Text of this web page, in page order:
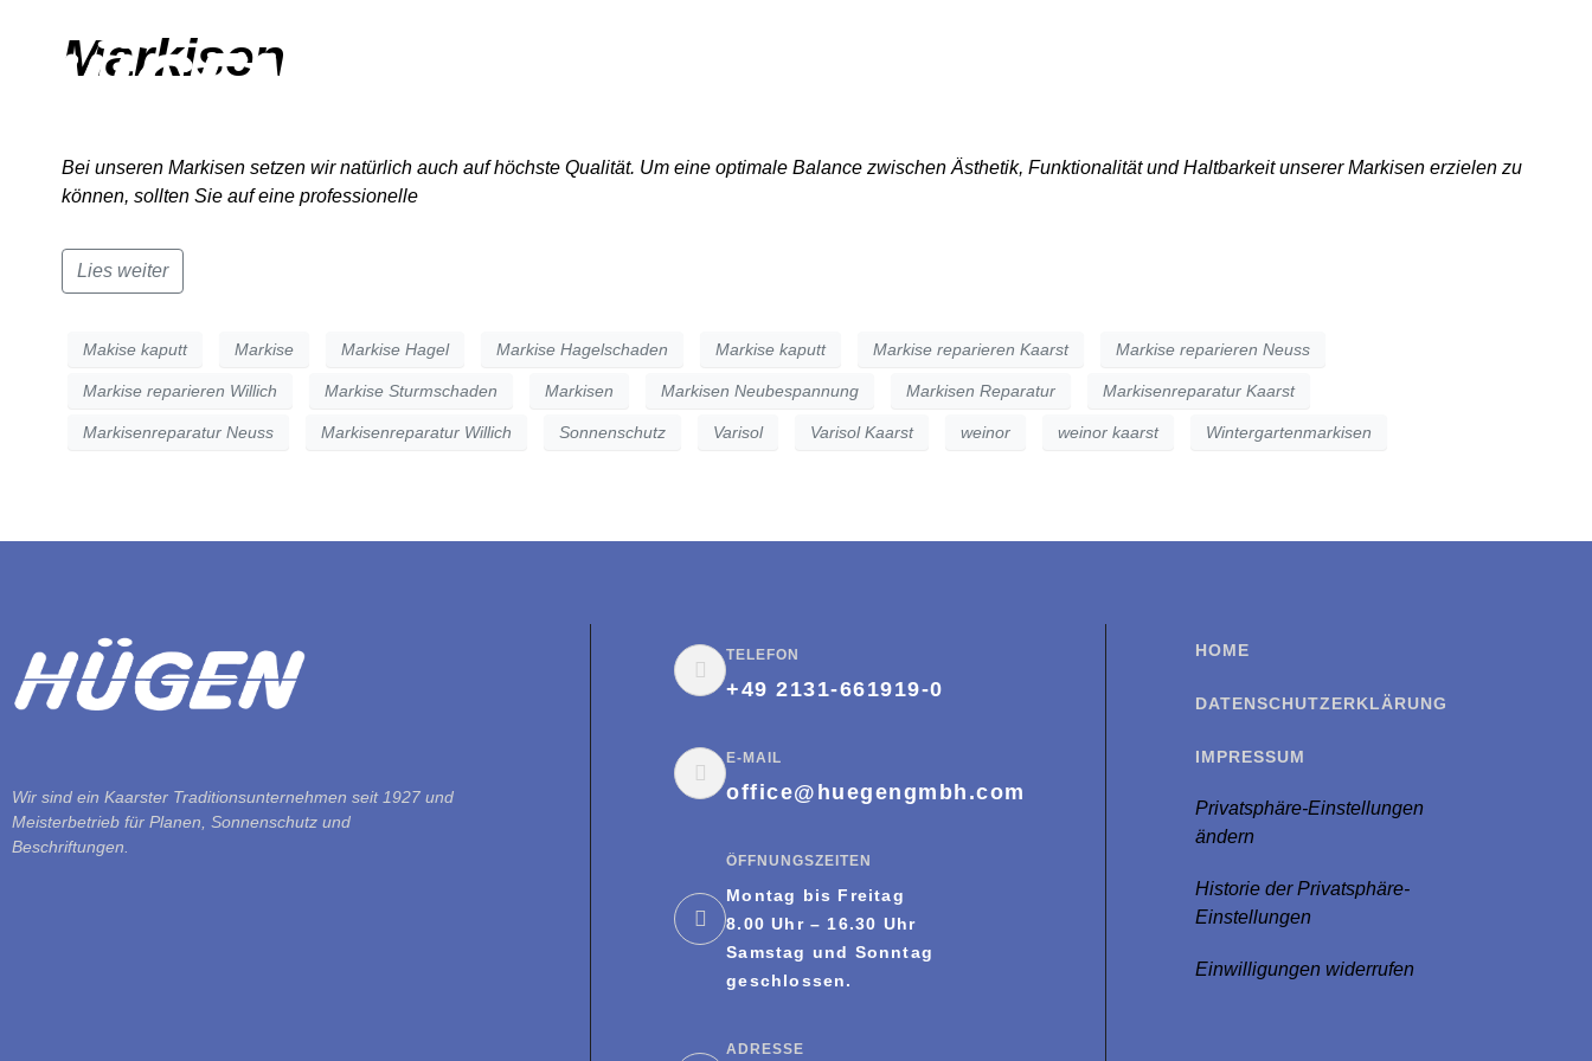
Markisen
Bei unseren Markisen setzen wir natürlich auch auf höchste Qualität. Um eine optimale Balance zwischen Ästhetik, Funktionalität und Haltbarkeit unserer Markisen erzielen zu
können, sollten Sie auf eine professionelle
Lies weiter
Makise kaputt Markise Markise Hagel Markise Hagelschaden Markise kaputt Markise reparieren Kaarst Markise reparieren Neuss
Markise reparieren Willich Markise Sturmschaden Markisen Markisen Neubespannung Markisen Reparatur Markisenreparatur Kaarst
Markisenreparatur Neuss Markisenreparatur Willich Sonnenschutz Varisol Varisol Kaarst weinor weinor kaarst Wintergartenmarkisen
Wir sind ein Kaarster Traditionsunternehmen seit 1927 und
Meisterbetrieb für Planen, Sonnenschutz und
Beschriftungen.
TELEFON
+49 2131-661919-0
E-MAIL
office@huegengmbh.com
ÖFFNUNGSZEITEN
Montag bis Freitag
8.00 Uhr – 16.30 Uhr
Samstag und Sonntag
geschlossen.
ADRESSE
HOME
DATENSCHUTZERKLÄRUNG
IMPRESSUM
Privatsphäre-Einstellungen
ändern
Historie der Privatsphäre-
Einstellungen
Einwilligungen widerrufen